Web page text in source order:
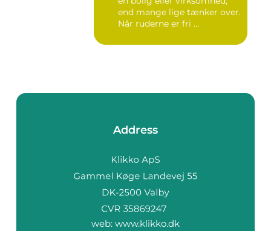
end mange lige tænker over.
Når ruderne er fri ...
Address
web: www.klikko.dk